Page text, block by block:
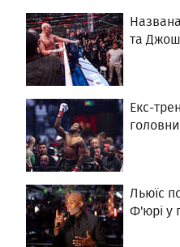
та
Екс-
Льюїс
Ф'юрі у